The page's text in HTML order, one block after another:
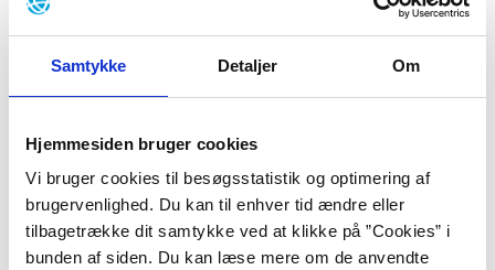
Samtykke Detaljer Om
Hjemmesiden bruger cookies
Vi bruger cookies til besøgsstatistik og optimering af
brugervenlighed. Du kan til enhver tid ændre eller
tilbagetrække dit samtykke ved at klikke på ”Cookies” i
bunden af siden. Du kan læse mere om de anvendte
Om forfatterskabet
Artikler
Beiter, Morten: Fascist ved et tilfælde.
Weekendavisen, 2013-04-25.